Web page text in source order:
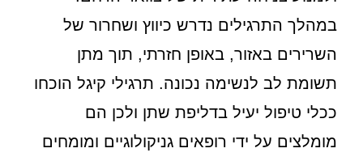
במהלך התרגילים נדרש כיווץ ושחרור של
השרירים באזור, באופן חזרתי, תוך מתן
תשומת לב לנשימה נכונה. תרגילי קיגל הוכחו
ככלי טיפול יעיל בדליפת שתן ולכן הם
מומלצים על ידי רופאים גניקולוגיים ומומחים